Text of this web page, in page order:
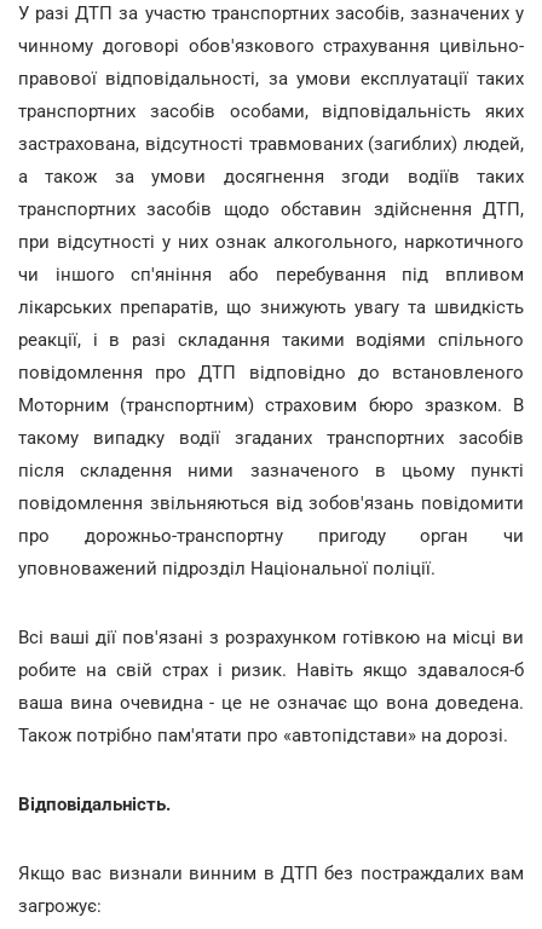
У разі ДТП за участю транспортних засобів, зазначених у
чинному договорі обов'язкового страхування цивільно-
правової відповідальності, за умови експлуатації таких
транспортних засобів особами, відповідальність яких
застрахована, відсутності травмованих (загиблих) людей,
а також за умови досягнення згоди водіїв таких
транспортних засобів щодо обставин здійснення ДТП,
при відсутності у них ознак алкогольного, наркотичного
чи іншого сп'яніння або перебування під впливом
лікарських препаратів, що знижують увагу та швидкість
реакції, і в разі складання такими водіями спільного
повідомлення про ДТП відповідно до встановленого
Моторним (транспортним) страховим бюро зразком. В
такому випадку водії згаданих транспортних засобів
після складення ними зазначеного в цьому пункті
повідомлення звільняються від зобов'язань повідомити
про дорожньо-транспортну пригоду орган чи
уповноважений підрозділ Національної поліції.
Всі ваші дії пов'язані з розрахунком готівкою на місці ви
робите на свій страх і ризик. Навіть якщо здавалося-б
ваша вина очевидна - це не означає що вона доведена.
Також потрібно пам'ятати про «автопідстави» на дорозі.
Відповідальність.
Якщо вас визнали винним в ДТП без постраждалих вам
загрожує: